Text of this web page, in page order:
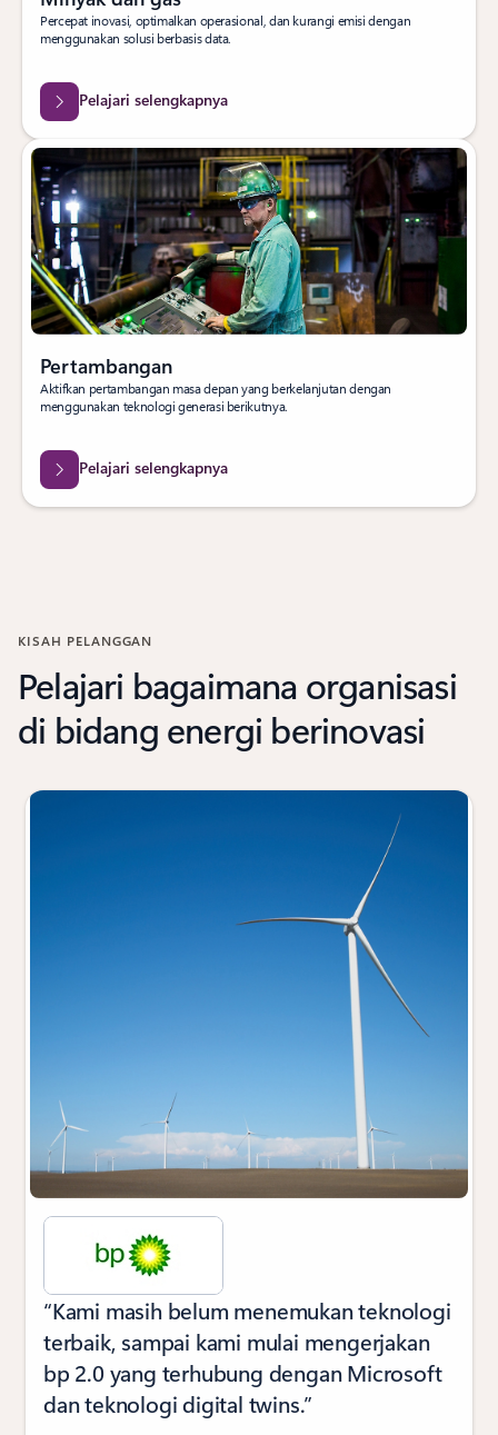
Percepat inovasi, optimalkan operasional, dan kurangi emisi dengan
menggunakan solusi berbasis data.
Pelajari selengkapnya
Pertambangan
Aktifkan pertambangan masa depan yang berkelanjutan dengan
menggunakan teknologi generasi berikutnya.
Pelajari selengkapnya
KISAH PELANGGAN
Pelajari bagaimana organisasi
di bidang energi berinovasi
“Kami masih belum menemukan teknologi
terbaik, sampai kami mulai mengerjakan
bp 2.0 yang terhubung dengan Microsoft
dan teknologi digital twins.”